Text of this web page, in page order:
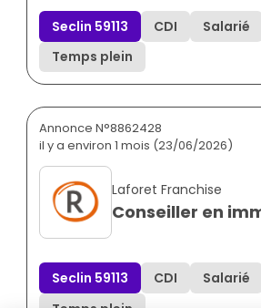
Seclin 59113 CDI
Salarié
Temps plein
Annonce N°8862428
il y a environ 1 mois (23/06/2026)
Laforet Franchise
Conseiller en
Seclin 59113 CDI
Salarié